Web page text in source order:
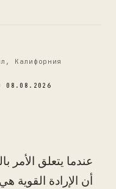
Калифорния
08.08.2026
عندما يتعلق الأمر
أن الإرادة القوية